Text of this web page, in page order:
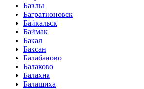
Бавлы
Багратионовск
Байкальск
Баймак
Бакал
Баксан
Балабаново
Балаково
Балахна
Балашиха